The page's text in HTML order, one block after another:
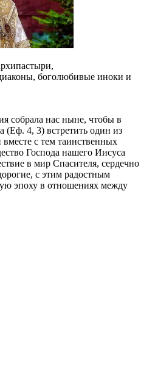
боголюбивые иноки и
собрала нас ныне, чтобы в
(Еф. 4, 3) встретить один из
с тем таинственных
Господа нашего Иисуса
в мир Спасителя, сердечно
с этим радостным
эпоху в отношениях между